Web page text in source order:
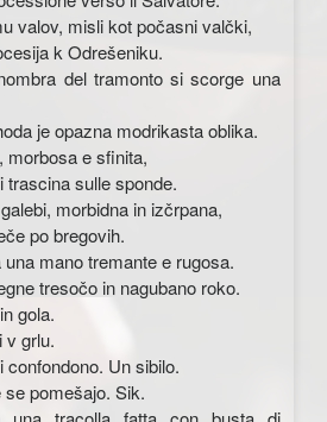
misli kot počasni valčki,
k Odrešeniku.
del tramonto si scorge una
je opazna modrikasta oblika.
e sfinita,
sulle sponde.
morbidna in izčrpana,
po bregovih.
mano tremante e rugosa.
tresočo in nagubano roko.
gola.
grlu.
Un sibilo.
pomešajo. Sik.